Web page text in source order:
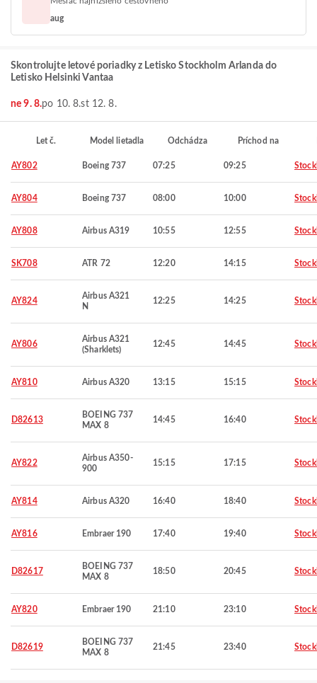
aug
Skontrolujte letové poriadky z Letisko Stockholm Arlanda do
Letisko Helsinki Vantaa
ne 9. 8.po 10. 8.st 12. 8.
Let č. Model lietadla Odchádza Príchod na
AY802 Boeing 737 07:25 09:25
AY804 Boeing 737 08:00 10:00
AY808 Airbus A319 10:55 12:55
SK708 ATR 72 12:20 14:15
AY824
Airbus A321
N
12:25 14:25
AY806
Airbus A321
(Sharklets)
12:45 14:45
AY810 Airbus A320 13:15 15:15
D82613
BOEING 737
MAX 8
14:45 16:40
AY822
Airbus A350-
900
15:15 17:15
AY814 Airbus A320 16:40 18:40
AY816 Embraer 190 17:40 19:40
D82617
BOEING 737
MAX 8
18:50 20:45
AY820 Embraer 190 21:10 23:10
D82619
BOEING 737
MAX 8
21:45 23:40